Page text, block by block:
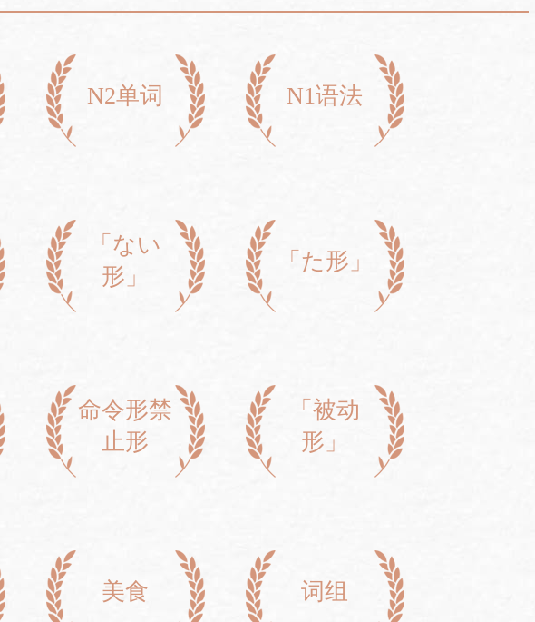
N2单词 N1语法
「ない
形」
「た形」
命令形禁
止形
「被动
形」
美食 词组